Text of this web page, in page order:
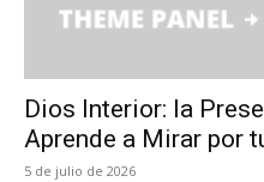
Dios Interior: la
Aprende a Mirar por
5 de julio de 2026